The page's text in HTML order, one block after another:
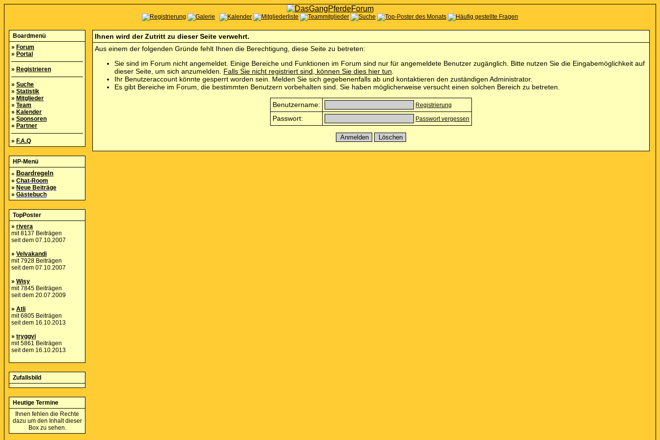
Boardmenü
» Forum
» Portal
» Registrieren
» Suche
» Statistik
» Mitglieder
» Team
» Kalender
» Sponsoren
» Partner
» F.A.Q
HP-Menü
» Boardregeln
» Chat-Room
» Neue Beiträge
» Gästebuch
TopPoster
» rivera
mit 8137 Beiträgen
seit dem 07.10.2007
» Velvakandi
mit 7928 Beiträgen
seit dem 07.10.2007
» Wisy
mit 7845 Beiträgen
seit dem 20.07.2009
» Atli
mit 6805 Beiträgen
seit dem 16.10.2013
» tryggvi
mit 5861 Beiträgen
seit dem 16.10.2013
Zufallsbild
Heutige Termine
Ihnen fehlen die Rechte
dazu um den Inhalt dieser
Box zu sehen.
Ihnen wird der Zutritt zu dieser Seite verwehrt.
Aus einem der folgenden Gründe fehlt Ihnen die Berechtigung, diese Seite zu betreten:
Sie sind im Forum nicht angemeldet. Einige Bereiche und Funktionen im Forum sind nur für angemeldete Benutzer zugänglich. Bitte nutzen Sie die Eingabemöglichkeit auf
dieser Seite, um sich anzumelden. Falls Sie nicht registriert sind, können Sie dies hier tun
Ihr Benutzeraccount könnte gesperrt worden sein. Melden Sie sich gegebenenfalls ab und kontaktieren den zuständigen Administrator.
Es gibt Bereiche im Forum, die bestimmten Benutzern vorbehalten sind. Sie haben möglicherweise versucht einen solchen Bereich zu betreten.
Benutzername: Registrierung
Passwort: Passwort vergessen